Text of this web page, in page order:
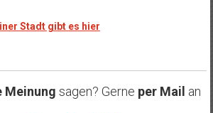
Stadt gibt es hier
Meinung sagen? Gerne per Mail an